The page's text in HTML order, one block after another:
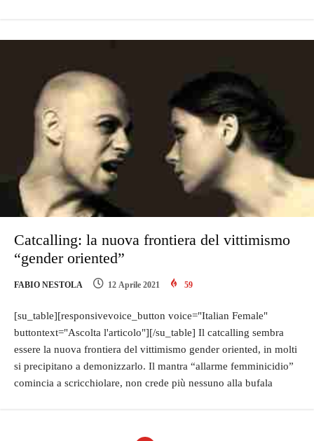
Catcalling: la nuova frontiera del vittimismo
“gender oriented”
FABIO NESTOLA 12 Aprile 2021 59
[su_table][responsivevoice_button voice="Italian Female"
buttontext="Ascolta l'articolo"][/su_table] Il catcalling sembra
essere la nuova frontiera del vittimismo gender oriented, in molti
si precipitano a demonizzarlo. Il mantra “allarme femminicidio”
comincia a scricchiolare, non crede più nessuno alla bufala